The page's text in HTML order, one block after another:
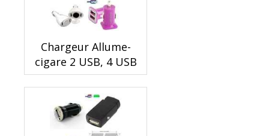
Chargeur Allume-
cigare 2 USB, 4 USB